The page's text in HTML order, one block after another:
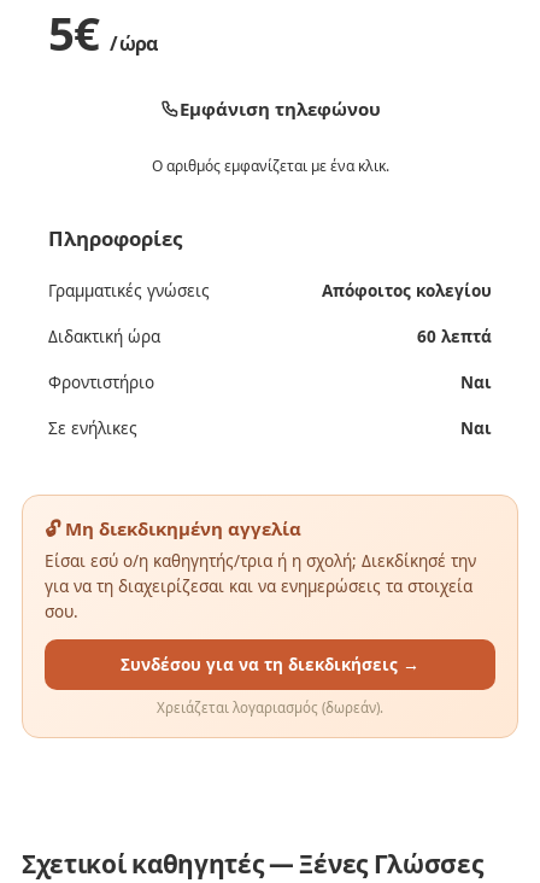
5€ / ώρα
Εμφάνιση τηλεφώνου
Ο αριθμός εμφανίζεται με ένα κλικ.
Πληροφορίες
Γραμματικές γνώσεις Απόφοιτος κολεγίου
Διδακτική ώρα 60 λεπτά
Φροντιστήριο Ναι
Σε ενήλικες Ναι
🔓 Μη διεκδικημένη αγγελία
Είσαι εσύ ο/η καθηγητής/τρια ή η σχολή; Διεκδίκησέ την
για να τη διαχειρίζεσαι και να ενημερώσεις τα στοιχεία
σου.
Συνδέσου για να τη διεκδικήσεις →
Χρειάζεται λογαριασμός (δωρεάν).
Σχετικοί καθηγητές — Ξένες Γλώσσες